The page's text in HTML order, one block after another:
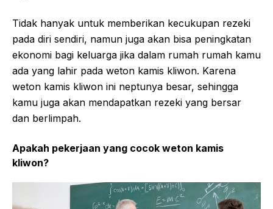
Tidak hanyak untuk memberikan kecukupan rezeki
pada diri sendiri, namun juga akan bisa peningkatan
ekonomi bagi keluarga jika dalam rumah rumah kamu
ada yang lahir pada weton kamis kliwon. Karena
weton kamis kliwon ini neptunya besar, sehingga
kamu juga akan mendapatkan rezeki yang bersar
dan berlimpah.
Apakah pekerjaan yang cocok weton kamis
kliwon?